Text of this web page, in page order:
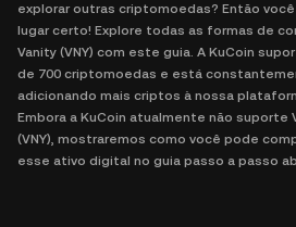
explorar outras criptomoedas? Então você
lugar certo! Explore todas as formas de
Vanity (VNY) com este guia. A KuCoin
de 700 criptomoedas e está
adicionando mais criptos à nossa
Embora a KuCoin atualmente não suporte
(VNY), mostraremos como você pode
esse ativo digital no guia passo a passo